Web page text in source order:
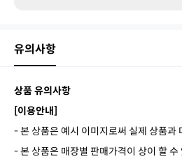
유의사항
상품 유의사항
[이용안내]
- 본 상품은 예시 이미지로써 실제 상품과
- 본 상품은 매장별 판매가격이 상이 할